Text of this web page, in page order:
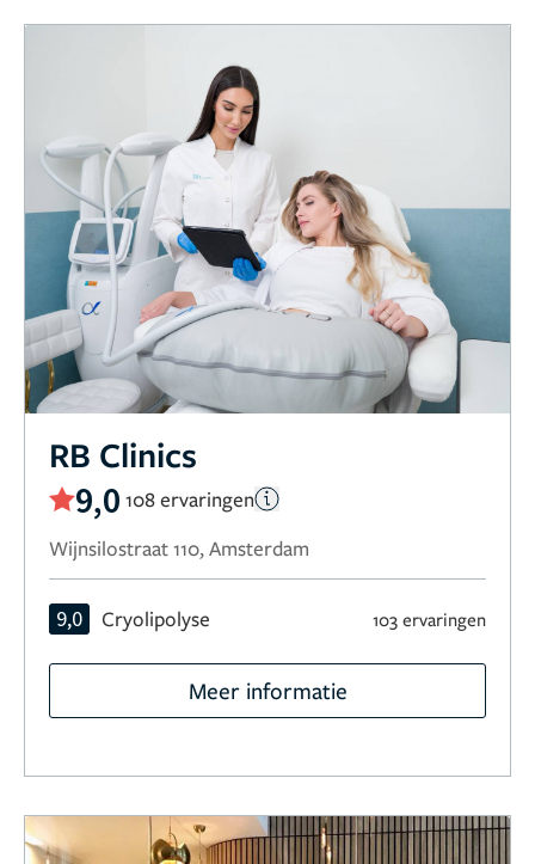
RB Clinics
9,0 108 ervaringen
Wijnsilostraat 110, Amsterdam
9,0 Cryolipolyse 103 ervaringen
Meer informatie